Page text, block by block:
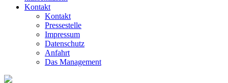
Kontakt
Kontakt
Pressestelle
Impressum
Datenschutz
Anfahrt
Das Management